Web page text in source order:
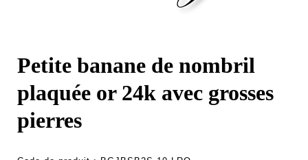
Petite banane de nombril
plaquée or 24k avec grosses
pierres